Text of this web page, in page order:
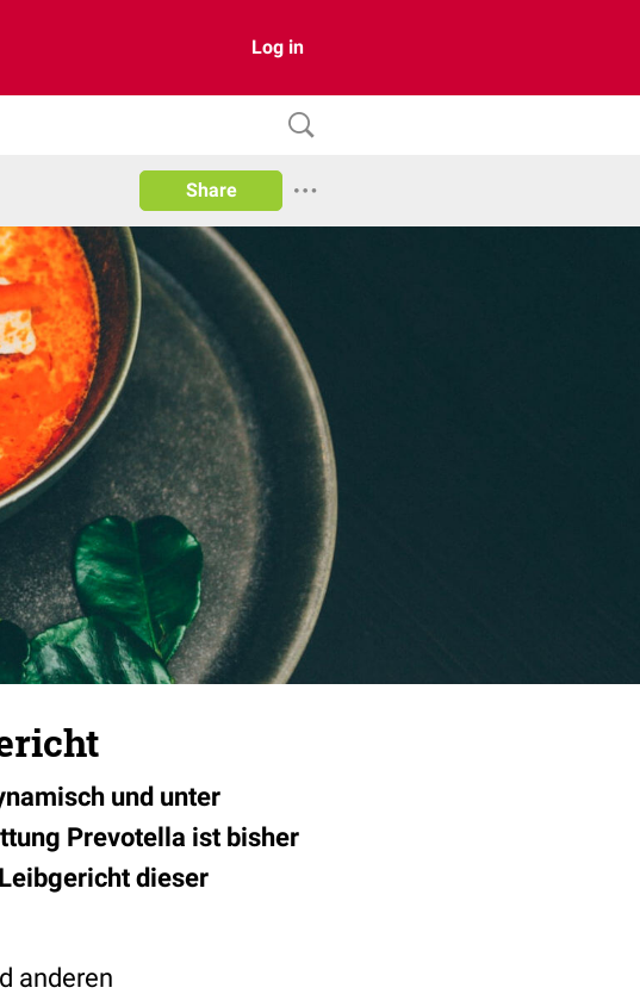
Log in
Share
und unter
Prevotella ist bisher
dieser
anderen